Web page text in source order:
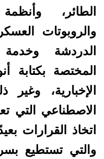
الطائر،
والروبوتات
الدردشة وخدمة
المختصة بكتابة
الإخبارية،
الاصطناعي التي
اتخاذ القرارات
والتي تستطيع